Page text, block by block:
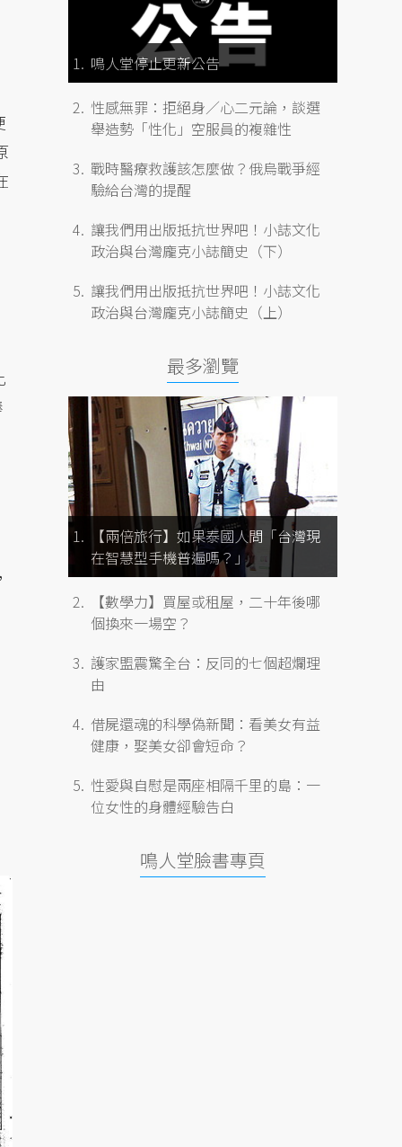
鳴人堂停止更新公告
性感無罪：拒絕身／心二元論，談選
舉造勢「性化」空服員的複雜性
戰時醫療救護該怎麼做？俄烏戰爭經
驗給台灣的提醒
讓我們用出版抵抗世界吧！小誌文化
政治與台灣龐克小誌簡史（下）
讓我們用出版抵抗世界吧！小誌文化
政治與台灣龐克小誌簡史（上）
最多瀏覽
【兩倍旅行】如果泰國人問「台灣現
在智慧型手機普遍嗎？」
【數學力】買屋或租屋，二十年後哪
個換來一場空？
護家盟震驚全台：反同的七個超爛理
由
借屍還魂的科學偽新聞：看美女有益
健康，娶美女卻會短命？
性愛與自慰是兩座相隔千里的島：一
位女性的身體經驗告白
鳴人堂臉書專頁